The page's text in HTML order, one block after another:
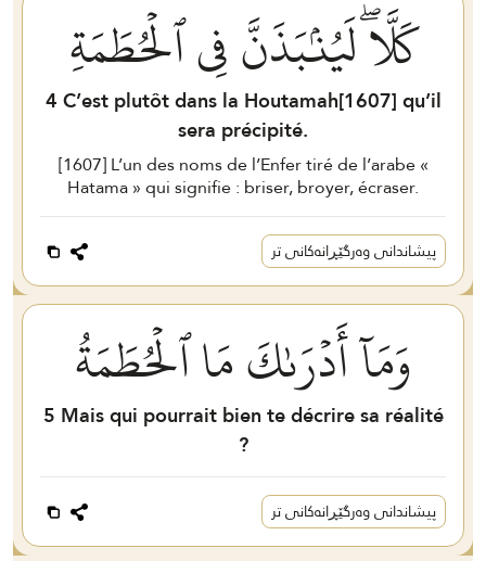
كَلَّاۖ لَيُنۢبَذَنَّ فِي ٱلۡحُطَمَةِ
4C’est plutôt dans la Houtamah[1607] qu’il
sera précipité.
[1607] L’un des noms de l’Enfer tiré de l’arabe «
Hatama » qui signifie : briser, broyer, écraser.
پیشاندانی وەرگێڕانەکانی تر
وَمَآ أَدۡرَىٰكَ مَا ٱلۡحُطَمَةُ
5 Mais qui pourrait bien te décrire sa réalité
?
پیشاندانی وەرگێڕانەکانی تر